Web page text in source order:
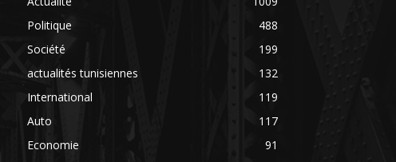
Politique
488
Société
199
actualités tunisiennes
132
International
119
Auto
117
Economie
91